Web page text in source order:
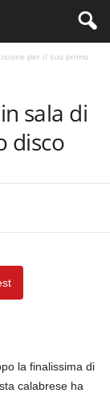
per il suo primo
sala di
disco
la finalissima di
calabrese ha